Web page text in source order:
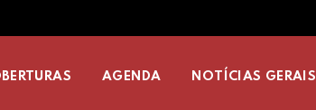
AGENDA NOTÍCIAS GERAIS